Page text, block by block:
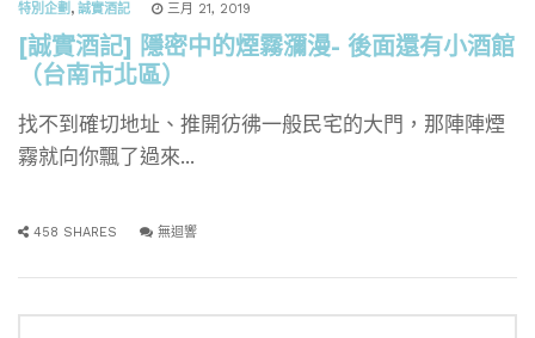
特別企劃 , 誠實酒記 三月 21, 2019
[誠實酒記] 隱密中的煙霧瀰漫- 後面還有小酒館
（台南市北區）
找不到確切地址、推開彷彿一般民宅的大門，那陣陣煙
霧就向你飄了過來...
458 SHARES 無迴響